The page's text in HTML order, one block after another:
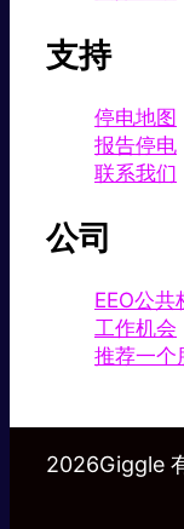
支持
停电地图
报告停电
联系我们
公司
EEO公共
工作机会
推荐一个
2026Giggle